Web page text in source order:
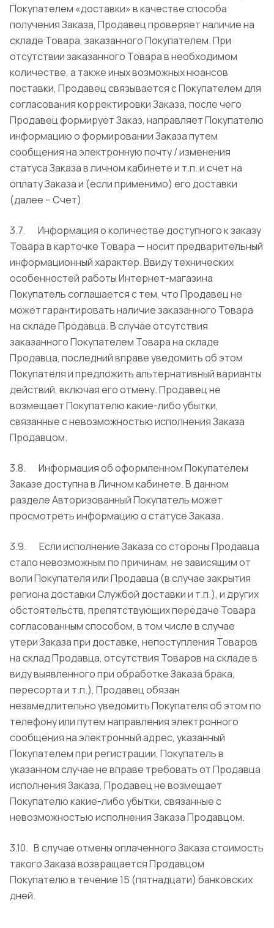
Покупателем «доставки» в качестве способа
получения Заказа, Продавец проверяет наличие на
складе Товара, заказанного Покупателем. При
отсутствии заказанного Товара в необходимом
количестве, а также иных возможных нюансов
поставки, Продавец связывается с Покупателем для
согласования корректировки Заказа, после чего
Продавец формирует Заказ, направляет Покупателю
информацию о формировании Заказа путем
сообщения на электронную почту / изменения
статуса Заказа в личном кабинете и т.п. и счет на
оплату Заказа и (если применимо) его доставки
(далее – Счет).
3.7. Информация о количестве доступного к заказу
Товара в карточке Товара — носит предварительный
информационный характер. Ввиду технических
особенностей работы Интернет-магазина
Покупатель соглашается с тем, что Продавец не
может гарантировать наличие заказанного Товара
на складе Продавца. В случае отсутствия
заказанного Покупателем Товара на складе
Продавца, последний вправе уведомить об этом
Покупателя и предложить альтернативный варианты
действий, включая его отмену. Продавец не
возмещает Покупателю какие-либо убытки,
связанные с невозможностью исполнения Заказа
Продавцом.
3.8. Информация об оформленном Покупателем
Заказе доступна в Личном кабинете. В данном
разделе Авторизованный Покупатель может
просмотреть информацию о статусе Заказа.
3.9. Если исполнение Заказа со стороны Продавца
стало невозможным по причинам, не зависящим от
воли Покупателя или Продавца (в случае закрытия
региона доставки Службой доставки и т.п.), и других
обстоятельств, препятствующих передаче Товара
согласованным способом, в том числе в случае
утери Заказа при доставке, непоступления Товаров
на склад Продавца, отсутствия Товаров на складе в
виду выявленного при обработке Заказа брака,
пересорта и т.п.), Продавец обязан
незамедлительно уведомить Покупателя об этом по
телефону или путем направления электронного
сообщения на электронный адрес, указанный
Покупателем при регистрации, Покупатель в
указанном случае не вправе требовать от Продавца
исполнения Заказа, Продавец не возмещает
Покупателю какие-либо убытки, связанные с
невозможностью исполнения Заказа Продавцом.
3.10. В случае отмены оплаченного Заказа стоимость
такого Заказа возвращается Продавцом
Покупателю в течение 15 (пятнадцати) банковских
дней.